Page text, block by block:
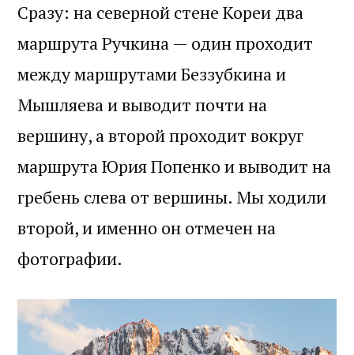
Сразу: на северной стене Кореи два
маршрута Ручкина — один проходит
между маршрутами Беззубкина и
Мышляева и выводит почти на
вершину, а второй проходит вокруг
маршрута Юрия Попенко и выводит на
гребень слева от вершины. Мы ходили
второй, и именно он отмечен на
фотографии.